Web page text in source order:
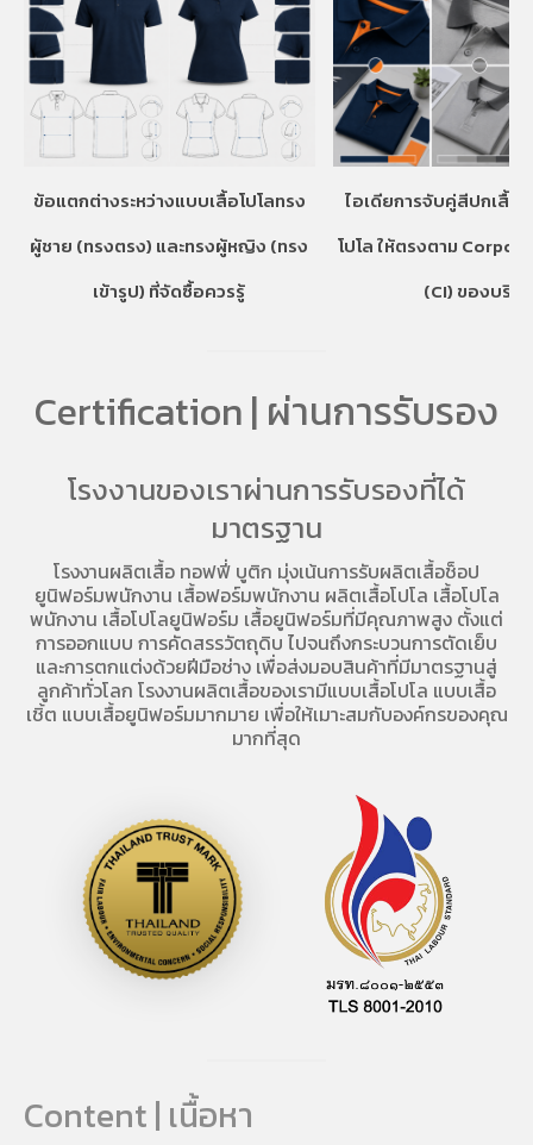
ข้อแตกต่างระหว่างแบบเสื้อโปโลทรง
ผู้ชาย (ทรงตรง) และทรงผู้หญิง (ทรง
เข้ารูป) ที่จัดซื้อควรรู้
ไอเดียการจับคู่สีปกเสื้อ
โปโล ให้ตรงตาม
(CI) ของบริษัท
Certification | ผ่านการรับรอง
โรงงานของเราผ่านการรับรองที่ได้
มาตรฐาน
โรงงานผลิตเสื้อ ทอฟฟี่ บูติก มุ่งเน้นการรับผลิตเสื้อช็อป
ยูนิฟอร์มพนักงาน เสื้อฟอร์มพนักงาน ผลิตเสื้อโปโล เสื้อโปโล
พนักงาน เสื้อโปโลยูนิฟอร์ม เสื้อยูนิฟอร์มที่มีคุณภาพสูง ตั้งแต่
การออกแบบ การคัดสรรวัตถุดิบ ไปจนถึงกระบวนการตัดเย็บ
และการตกแต่งด้วยฝีมือช่าง เพื่อส่งมอบสินค้าที่มีมาตรฐานสู่
ลูกค้าทั่วโลก โรงงานผลิตเสื้อของเรามีแบบเสื้อโปโล แบบเสื้อ
เชิ้ต แบบเสื้อยูนิฟอร์มมากมาย เพื่อให้เมาะสมกับองค์กรของคุณ
มากที่สุด
Content | เนื้อหา